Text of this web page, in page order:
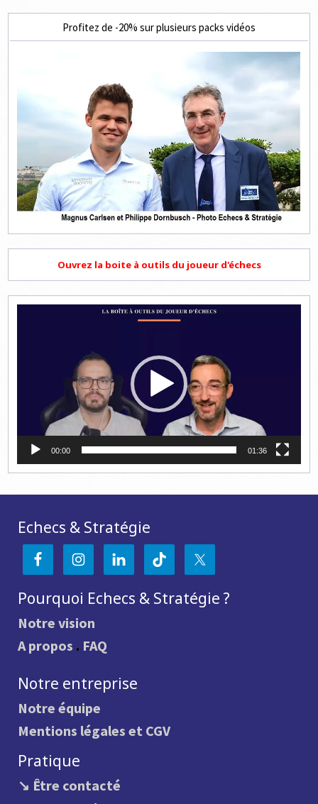
Profitez de -20% sur plusieurs packs vidéos
Ouvrez la boite à outils du joueur d'échecs
00:00 01:36
Echecs & Stratégie
Pourquoi Echecs & Stratégie ?
Notre vision
A propos . FAQ
Notre entreprise
Notre équipe
Mentions légales et CGV
Pratique
↘ Être contacté